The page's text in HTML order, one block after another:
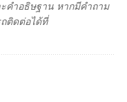
คำอธิษฐาน หากมีคำถาม
ติดต่อได้ที่